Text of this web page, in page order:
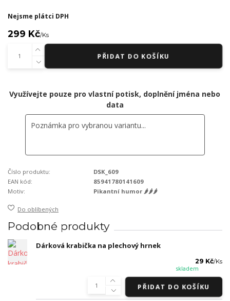
Nejsme plátci DPH
299 Kč/Ks
PŘIDAT DO KOŠÍKU
Využívejte pouze pro vlastní potisk, doplnění jména nebo
data
Číslo produktu:
DSK_609
EAN kód:
85941780141609
Motiv:
Pikantní humor 🌶🌶🌶
Do oblíbených
Podobné produkty
Dárková krabička na plechový hrnek
29 Kč/Ks
skladem
PŘIDAT DO KOŠÍKU